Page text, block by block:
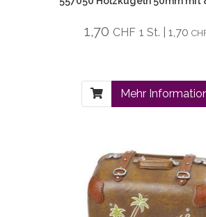
1,70 CHF 1 St. | 1,70
Mehr